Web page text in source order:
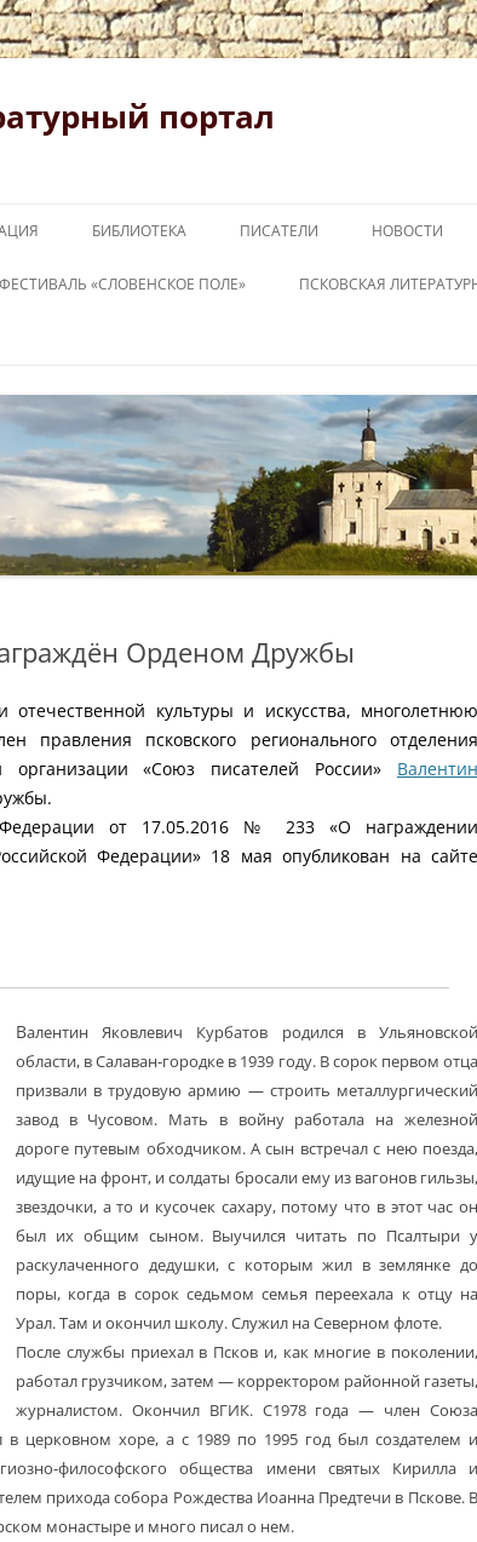
портал
БИБЛИОТЕКА ПИСАТЕЛИ НОВОСТИ
ФЕСТИВАЛЬ «СЛОВЕНСКОЕ ПОЛЕ» ПСКОВСКАЯ
Орденом Дружбы
культуры и искусства, многолетнюю
правления псковского регионального отделения
организации «Союз писателей России» Валентин
Федерации от 17.05.2016 № 233 «О награждении
Федерации» 18 мая опубликован на сайте
Валентин Яковлевич Курбатов родился в Ульяновской
области, в Салаван-городке в 1939 году. В сорок первом отца
призвали в трудовую армию — строить металлургический
завод в Чусовом. Мать в войну работала на железной
дороге путевым обходчиком. А сын встречал с нею поезда,
идущие на фронт, и солдаты бросали ему из вагонов гильзы,
звездочки, а то и кусочек сахару, потому что в этот час он
был их общим сыном. Выучился читать по Псалтыри у
раскулаченного дедушки, с которым жил в землянке до
поры, когда в сорок седьмом семья переехала к отцу на
Урал. Там и окончил школу. Служил на Северном флоте.
После службы приехал в Псков и, как многие в поколении,
работал грузчиком, затем — корректором районной газеты,
журналистом. Окончил ВГИК. С1978 года — член Союза
в церковном хоре, а с 1989 по 1995 год был создателем и
философского общества имени святых Кирилла и
прихода собора Рождества Иоанна Предтечи в Пскове. В
монастыре и много писал о нем.